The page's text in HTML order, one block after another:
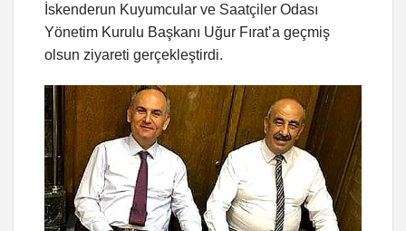
İskenderun Kuyumcular ve Saatçiler Odası
Yönetim Kurulu Başkanı Uğur Fırat’a geçmiş
olsun ziyareti gerçekleştirdi.